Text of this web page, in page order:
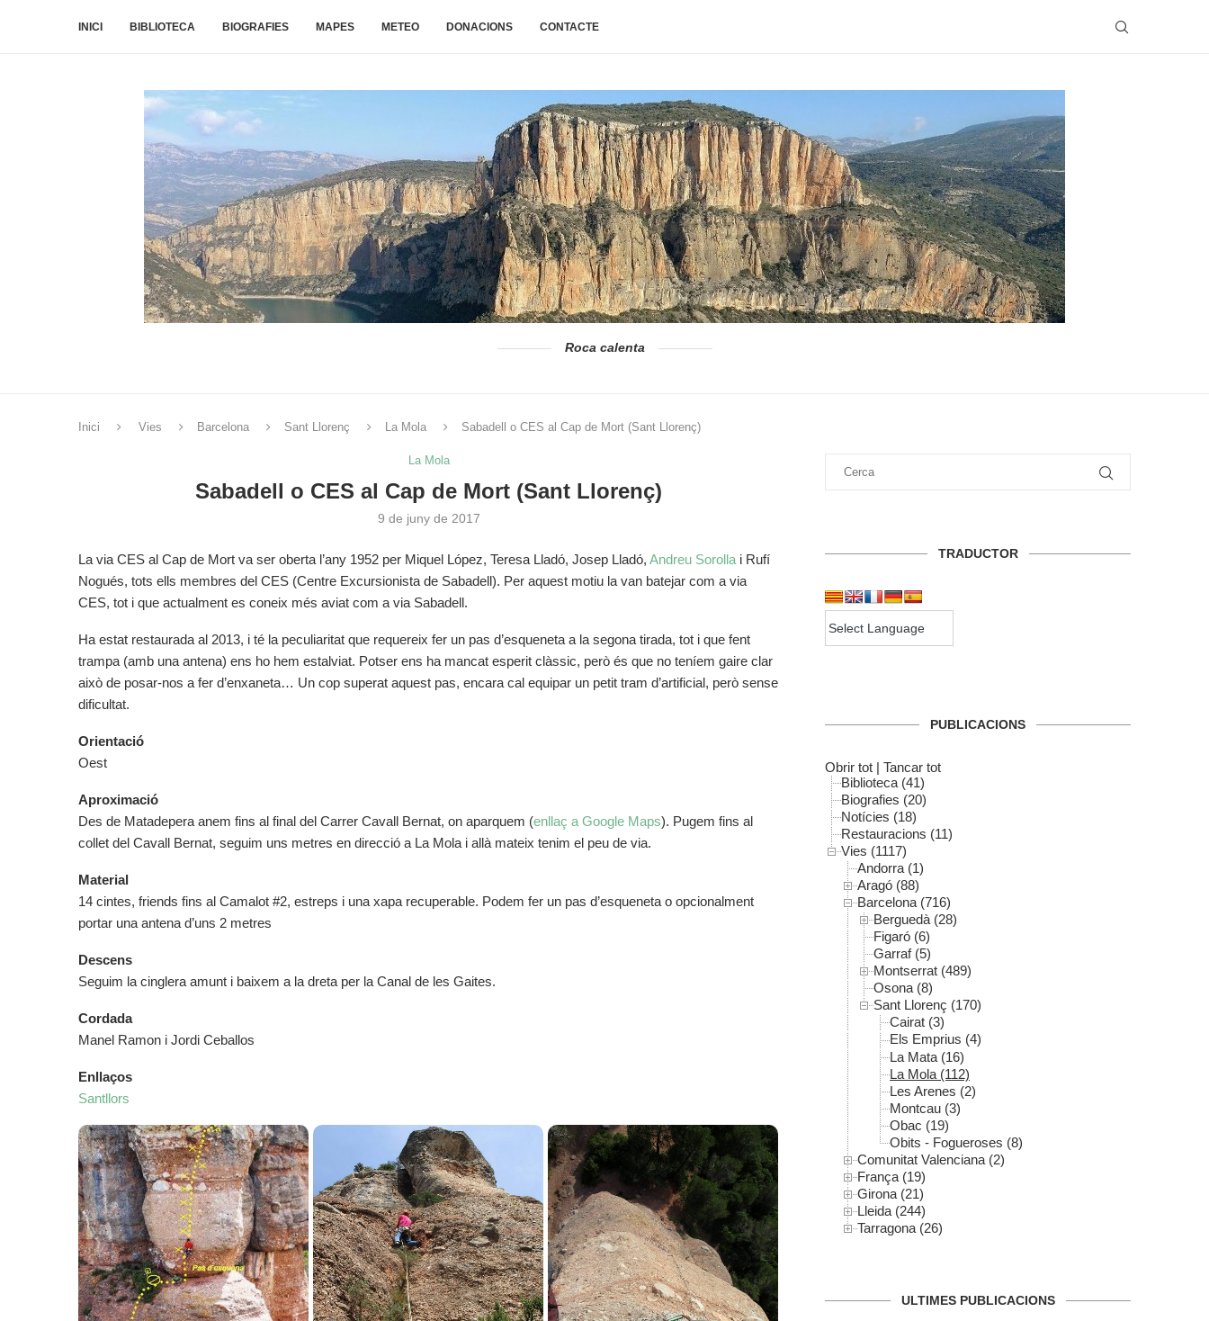
INICI BIBLIOTECA BIOGRAFIES MAPES METEO DONACIONS CONTACTE
Roca calenta
Inici Vies Barcelona Sant Llorenç La Mola Sabadell o CES al Cap de Mort (Sant Llorenç)
La Mola
Sabadell o CES al Cap de Mort (Sant Llorenç)
9 de juny de 2017
La via CES al Cap de Mort va ser oberta l’any 1952 per Miquel López, Teresa Lladó, Josep Lladó, Andreu Sorolla i Rufí
Nogués, tots ells membres del CES (Centre Excursionista de Sabadell). Per aquest motiu la van batejar com a via
CES, tot i que actualment es coneix més aviat com a via Sabadell.
Ha estat restaurada al 2013, i té la peculiaritat que requereix fer un pas d’esqueneta a la segona tirada, tot i que fent
trampa (amb una antena) ens ho hem estalviat. Potser ens ha mancat esperit clàssic, però és que no teníem gaire clar
això de posar-nos a fer d’enxaneta… Un cop superat aquest pas, encara cal equipar un petit tram d’artificial, però sense
dificultat.
Orientació
Oest
Aproximació
Des de Matadepera anem fins al final del Carrer Cavall Bernat, on aparquem (enllaç a Google Maps). Pugem fins al
collet del Cavall Bernat, seguim uns metres en direcció a La Mola i allà mateix tenim el peu de via.
Material
14 cintes, friends fins al Camalot #2, estreps i una xapa recuperable. Podem fer un pas d’esqueneta o opcionalment
portar una antena d’uns 2 metres
Descens
Seguim la cinglera amunt i baixem a la dreta per la Canal de les Gaites.
Cordada
Manel Ramon i Jordi Ceballos
Enllaços
Santllors
TRADUCTOR
PUBLICACIONS
Obrir tot | Tancar tot
Biblioteca (41)
Biografies (20)
Notícies (18)
Restauracions (11)
Vies (1117)
Andorra (1)
Aragó (88)
Barcelona (716)
Berguedà (28)
Figaró (6)
Garraf (5)
Montserrat (489)
Osona (8)
Sant Llorenç (170)
Cairat (3)
Els Emprius (4)
La Mata (16)
La Mola (112)
Les Arenes (2)
Montcau (3)
Obac (19)
Obits - Fogueroses (8)
Comunitat Valenciana (2)
França (19)
Girona (21)
Lleida (244)
Tarragona (26)
ULTIMES PUBLICACIONS